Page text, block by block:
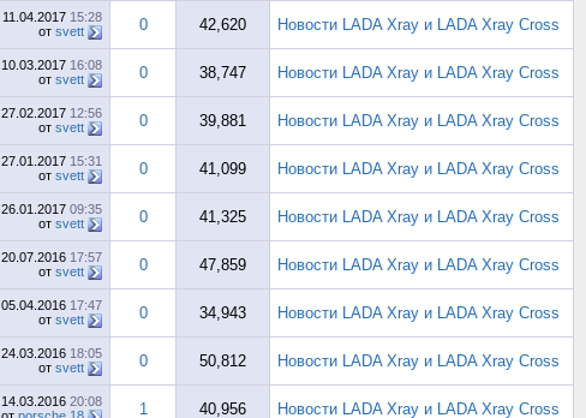
11.04.2017 15:28
от svett 0 42,620 Новости LADA Xray и LADA Xray Cross
10.03.2017 16:08
от svett 0 38,747 Новости LADA Xray и LADA Xray Cross
27.02.2017 12:56
от svett 0 39,881 Новости LADA Xray и LADA Xray Cross
27.01.2017 15:31
от svett 0 41,099 Новости LADA Xray и LADA Xray Cross
26.01.2017 09:35
от svett 0 41,325 Новости LADA Xray и LADA Xray Cross
20.07.2016 17:57
от svett 0 47,859 Новости LADA Xray и LADA Xray Cross
05.04.2016 17:47
от svett 0 34,943 Новости LADA Xray и LADA Xray Cross
24.03.2016 18:05
от svett 0 50,812 Новости LADA Xray и LADA Xray Cross
14.03.2016 20:08
1 40,956 Новости LADA Xray и LADA Xray Cross